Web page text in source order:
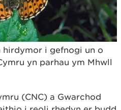
i gefnogi un o
yn parhau ym Mhwll
(CNC) a Gwarchod